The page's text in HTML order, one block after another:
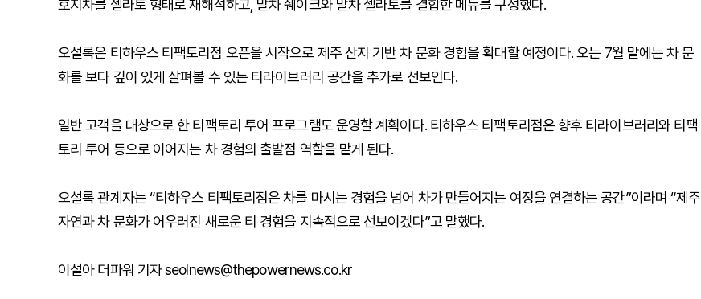
호지차를 젤라토 형태로 재해석하고, 말차 쉐이크와 말차 젤라토를 결합한 메뉴를 구성했다.
오설록은 티하우스 티팩토리점 오픈을 시작으로 제주 산지 기반 차 문화 경험을 확대할 예정이다. 오는 7월 말에는 차 문
화를 보다 깊이 있게 살펴볼 수 있는 티라이브러리 공간을 추가로 선보인다.
일반 고객을 대상으로 한 티팩토리 투어 프로그램도 운영할 계획이다. 티하우스 티팩토리점은 향후 티라이브러리와 티팩
토리 투어 등으로 이어지는 차 경험의 출발점 역할을 맡게 된다.
오설록 관계자는 “티하우스 티팩토리점은 차를 마시는 경험을 넘어 차가 만들어지는 여정을 연결하는 공간”이라며 “제주
자연과 차 문화가 어우러진 새로운 티 경험을 지속적으로 선보이겠다”고 말했다.
이설아 더파워 기자 seolnews@thepowernews.co.kr